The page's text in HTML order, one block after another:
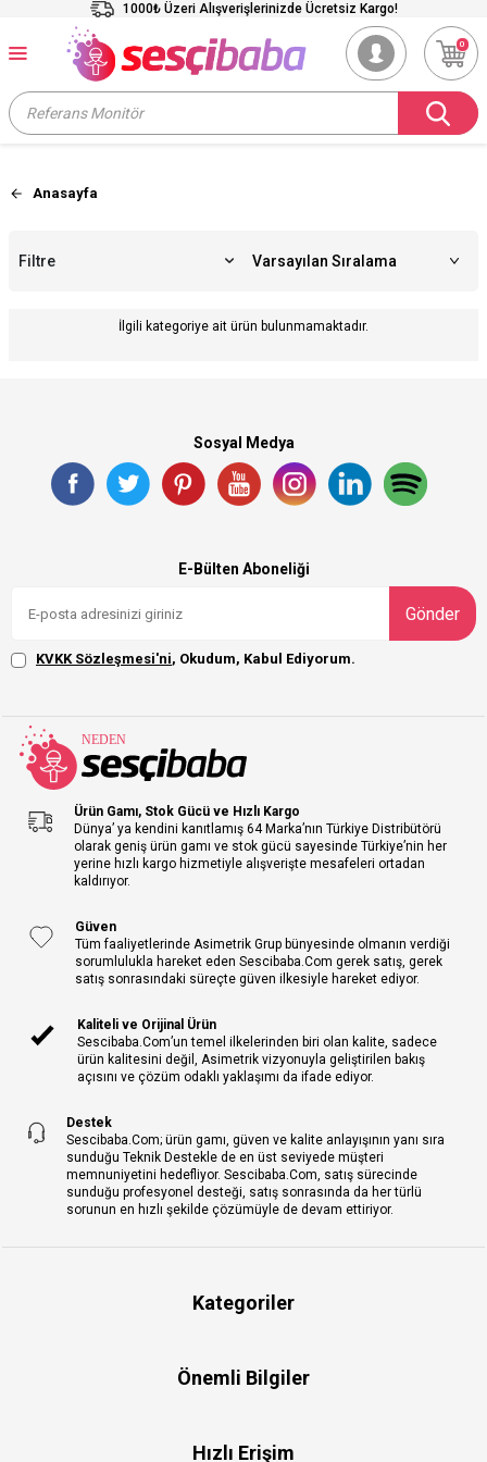
1000₺ Üzeri Alışverişlerinizde Ücretsiz Kargo!
0
Anasayfa
Filtre
İlgili kategoriye ait ürün bulunmamaktadır.
Sosyal Medya
E-Bülten Aboneliği
Gönder
KVKK Sözleşmesi'ni, Okudum, Kabul Ediyorum.
Ürün Gamı, Stok Gücü ve Hızlı Kargo
Dünya’ ya kendini kanıtlamış 64 Marka’nın Türkiye Distribütörü
olarak geniş ürün gamı ve stok gücü sayesinde Türkiye’nin her
yerine hızlı kargo hizmetiyle alışverişte mesafeleri ortadan
kaldırıyor.
Güven
Tüm faaliyetlerinde Asimetrik Grup bünyesinde olmanın verdiği
sorumlulukla hareket eden Sescibaba.Com gerek satış, gerek
satış sonrasındaki süreçte güven ilkesiyle hareket ediyor.
Kaliteli ve Orijinal Ürün
Sescibaba.Com’un temel ilkelerinden biri olan kalite, sadece
ürün kalitesini değil, Asimetrik vizyonuyla geliştirilen bakış
açısını ve çözüm odaklı yaklaşımı da ifade ediyor.
Destek
Sescibaba.Com; ürün gamı, güven ve kalite anlayışının yanı sıra
sunduğu Teknik Destekle de en üst seviyede müşteri
memnuniyetini hedefliyor. Sescibaba.Com, satış sürecinde
sunduğu profesyonel desteği, satış sonrasında da her türlü
sorunun en hızlı şekilde çözümüyle de devam ettiriyor.
Kategoriler
Önemli Bilgiler
Hızlı Erişim